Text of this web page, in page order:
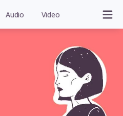
Audio Video